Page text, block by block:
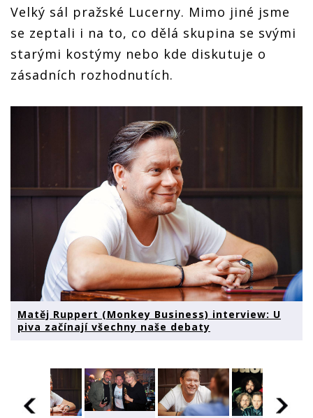
Velký sál pražské Lucerny. Mimo jiné jsme
se zeptali i na to, co dělá skupina se svými
starými kostýmy nebo kde diskutuje o
zásadních rozhodnutích.
Matěj Ruppert (Monkey Business) interview: U
piva začínají všechny naše debaty